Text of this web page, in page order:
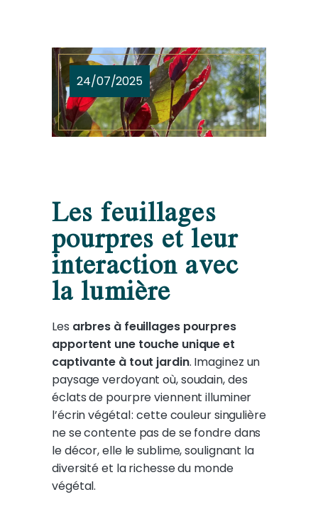
24/07/2025
Les feuillages
pourpres et leur
interaction avec
la lumière
Les arbres à feuillages pourpres
apportent une touche unique et
captivante à tout jardin. Imaginez un
paysage verdoyant où, soudain, des
éclats de pourpre viennent illuminer
l’écrin végétal : cette couleur singulière
ne se contente pas de se fondre dans
le décor, elle le sublime, soulignant la
diversité et la richesse du monde
végétal.